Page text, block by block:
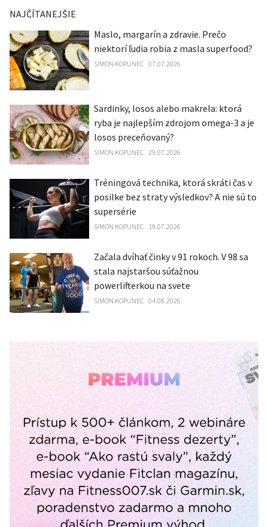
NAJČÍTANEJŠIE
Maslo, margarín a zdravie. Prečo
niektorí ľudia robia z masla superfood?
SIMON KOPUNEC 07.07.2026
Sardinky, losos alebo makrela: ktorá
ryba je najlepším zdrojom omega-3 a je
losos preceňovaný?
SIMON KOPUNEC 29.07.2026
Tréningová technika, ktorá skráti čas v
posilke bez straty výsledkov? A nie sú to
supersérie
SIMON KOPUNEC 19.07.2026
Začala dvíhať činky v 91 rokoch. V 98 sa
stala najstaršou súťažnou
powerlifterkou na svete
SIMON KOPUNEC 04.08.2026